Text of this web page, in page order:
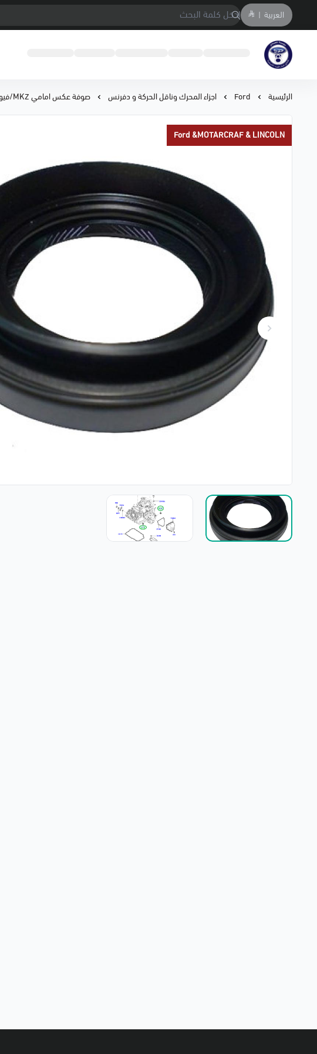
العربية |
متجر المحمادي لقطع السيارات
الرئيسية Ford اجزاء المحرك وناقل الحركة و دفرنس صوفة عكس امامي MKZ/فيوجن/فوكس 11/06
Ford &MOTARCRAF & LINCOLN